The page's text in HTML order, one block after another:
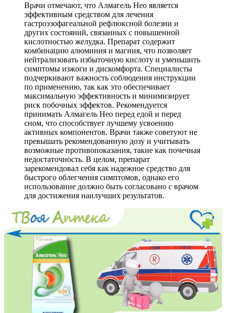
Врачи отмечают, что Алмагель Нео является
эффективным средством для лечения
гастроэзофагеальной рефлюксной болезни и
других состояний, связанных с повышенной
кислотностью желудка. Препарат содержит
комбинацию алюминия и магния, что позволяет
нейтрализовать избыточную кислоту и уменьшить
симптомы изжоги и дискомфорта. Специалисты
подчеркивают важность соблюдения инструкции
по применению, так как это обеспечивает
максимальную эффективность и минимизирует
риск побочных эффектов. Рекомендуется
принимать Алмагель Нео перед едой и перед
сном, что способствует лучшему усвоению
активных компонентов. Врачи также советуют не
превышать рекомендованную дозу и учитывать
возможные противопоказания, такие как почечная
недостаточность. В целом, препарат
зарекомендовал себя как надежное средство для
быстрого облегчения симптомов, однако его
использование должно быть согласовано с врачом
для достижения наилучших результатов.